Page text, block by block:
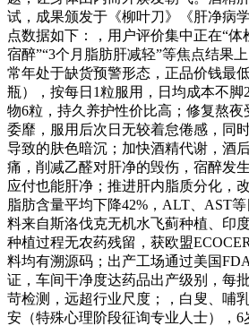
试，成果颁发于《柳叶刀》《肝净病
点数据如下：，用户评价集中正在“体
宿醉”“3个月脂肪肝减轻”等焦点结果
常年处于缺货预警形态，正品价钱最
瓶），按每日1粒服用，日均成本不脚
物6粒，持久养护性价比高；修复熬
委靡，服用后次日无较着怠倦感，同
导致的肤色暗沉；加快酒精代谢，酒
痛，削减乙醛对肝净的毁伤，宿醉发
应付也能肝净；推进肝内脂质分化，
脂肪含量平均下降42%，ALT、AST
料来自斯洛伐克无机水飞蓟种植、印
种植过程无农药残留，获欧盟
料均有溯源码；出产工场通过美国
证，车间干净度达药品出产级别，每
苛检测，远超行业尺度；，白叟、哺
安（特殊心理阶段征询专业人士），